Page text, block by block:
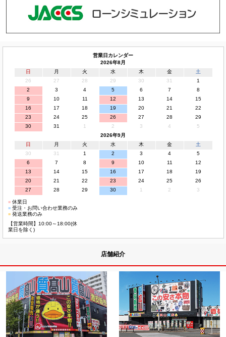
営業日カレンダー
2026年8月
日
月 火 水 木 金
土
26
27 28 29 30 31
1
2
3 4 5 6 7
8
9
10 11 12 13 14
15
16
17 18 19 20 21
22
23
24 25 26 27 28
29
30
31 1 2 3 4
5
2026年9月
日
月 火 水 木 金
土
30
31 1 2 3 4
5
6
7 8 9 10 11
12
13
14 15 16 17 18
19
20
21 22 23 24 25
26
27
28 29 30 1 2 3
■休業日
■受注・お問い合わせ業務のみ
■発送業務のみ
【営業時間】10:00～18:00(休
業日を除く)
店舗紹介